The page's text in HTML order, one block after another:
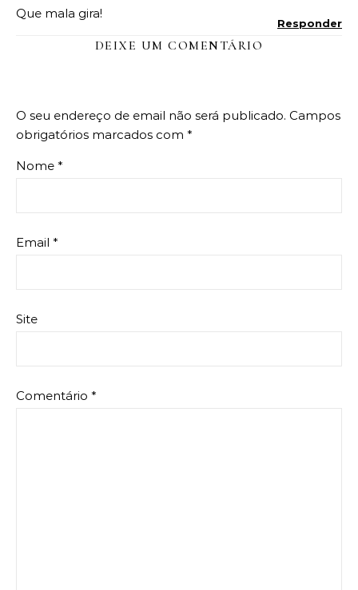
Que mala gira!
Responder
DEIXE UM COMENTÁRIO
O seu endereço de email não será publicado. Campos
obrigatórios marcados com *
Nome *
Email *
Site
Comentário *